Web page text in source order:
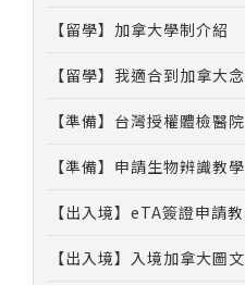
【留學】加拿大學制介紹
【留學】我適合到加拿大
【準備】台灣授權體檢醫院
【準備】申請生物辨識教學
【出入境】eTA簽證申請
【出入境】入境加拿大圖